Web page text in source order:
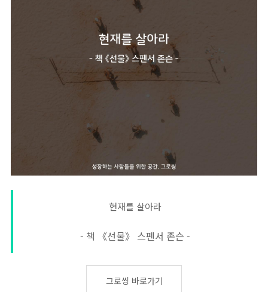
현재를 살아라
- 책 《선물》 스펜서 존슨 -
그로씽 바로가기